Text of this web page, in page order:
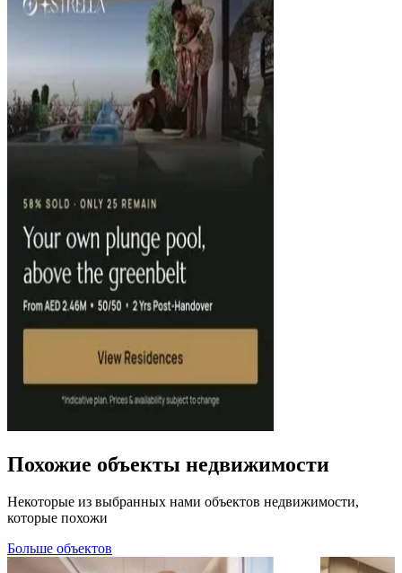
Похожие объекты недвижимости
Некоторые из выбранных нами объектов недвижимости,
которые похожи
Больше объектов